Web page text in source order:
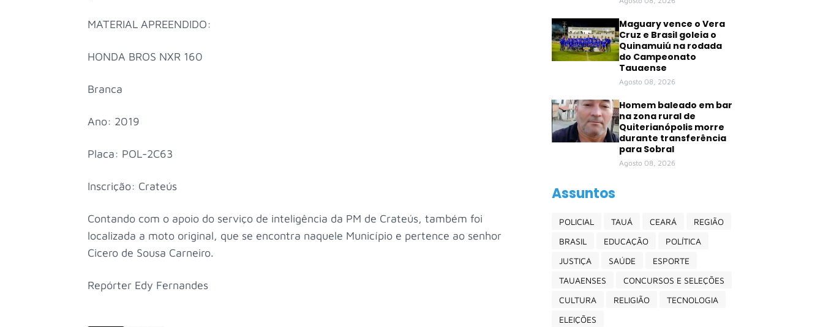
MATERIAL APREENDIDO:
HONDA BROS NXR 160
Branca
Ano: 2019
Placa: POL-2C63
Inscrição: Crateús
Contando com o apoio do serviço de inteligência da PM de Crateús, também foi
localizada a moto original, que se encontra naquele Município e pertence ao senhor
Cicero de Sousa Carneiro.
Repórter Edy Fernandes
Maguary vence o Vera
Cruz e Brasil goleia o
Quinamuiú na rodada
do Campeonato
Tauaense
Agosto 08, 2026
Homem baleado em bar
na zona rural de
Quiterianópolis morre
durante transferência
para Sobral
Agosto 08, 2026
Assuntos
POLICIAL TAUÁ CEARÁ
REGIÃO
BRASIL
EDUCAÇÃO
POLÍTICA
JUSTIÇA
SAÚDE
ESPORTE
TAUAENSES
CONCURSOS E SELEÇÕES
CULTURA
RELIGIÃO
TECNOLOGIA
ELEIÇÕES